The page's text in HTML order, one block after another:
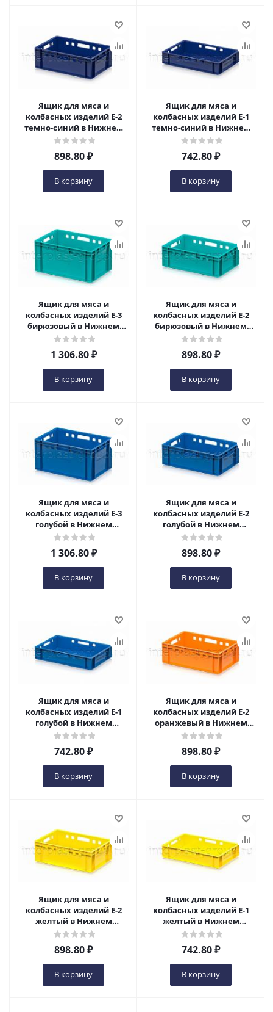
Ящик для мяса и
колбасных изделий Е-2
темно-синий в Нижнем
Новгороде
898.80₽
В корзину
Ящик для мяса и
колбасных изделий Е-1
темно-синий в Нижнем
Новгороде
742.80₽
В корзину
Ящик для мяса и
колбасных изделий Е-3
бирюзовый в Нижнем
Новгороде
1 306.80₽
В корзину
Ящик для мяса и
колбасных изделий Е-2
бирюзовый в Нижнем
Новгороде
898.80₽
В корзину
Ящик для мяса и
колбасных изделий Е-3
голубой в Нижнем
Новгороде
1 306.80₽
В корзину
Ящик для мяса и
колбасных изделий Е-2
голубой в Нижнем
Новгороде
898.80₽
В корзину
Ящик для мяса и
колбасных изделий Е-1
голубой в Нижнем
Новгороде
742.80₽
В корзину
Ящик для мяса и
колбасных изделий Е-2
оранжевый в Нижнем
Новгороде
898.80₽
В корзину
Ящик для мяса и
колбасных изделий Е-2
желтый в Нижнем
Новгороде
898.80₽
В корзину
Ящик для мяса и
колбасных изделий Е-1
желтый в Нижнем
Новгороде
742.80₽
В корзину